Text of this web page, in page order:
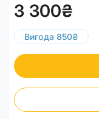
3 300₴
Вигода 850₴